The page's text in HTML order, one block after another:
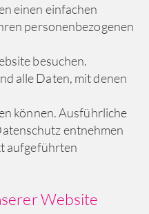
einen einfachen
personenbezogenen
besuchen.
alle Daten, mit denen
können. Ausführliche
entnehmen
aufgeführten
Website